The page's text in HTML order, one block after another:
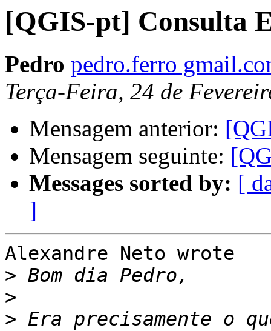
[QGIS-pt] Consulta
Pedro pedro.ferro
Terça-Feira, 24 de
Mensagem anterior:
Mensagem seguinte:
Messages sorted by: [
]
Alexandre Neto wrote
>
>
> Era precisamente o